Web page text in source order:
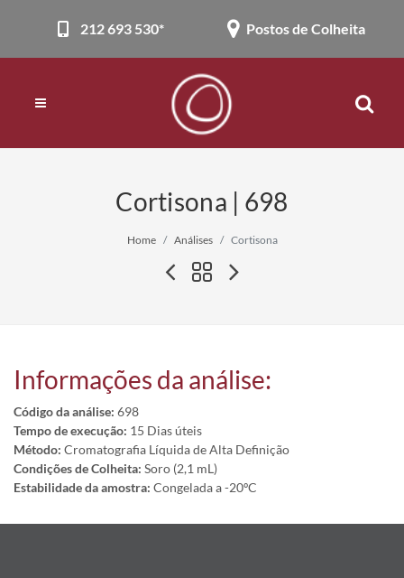
212 693 530* Postos de Colheita
Cortisona | 698
Home Análises Cortisona
Informações da análise:
Código da análise: 698
Tempo de execução: 15 Dias úteis
Método: Cromatografia Líquida de Alta Definição
Condições de Colheita: Soro (2,1 mL)
Estabilidade da amostra: Congelada a -20ºC